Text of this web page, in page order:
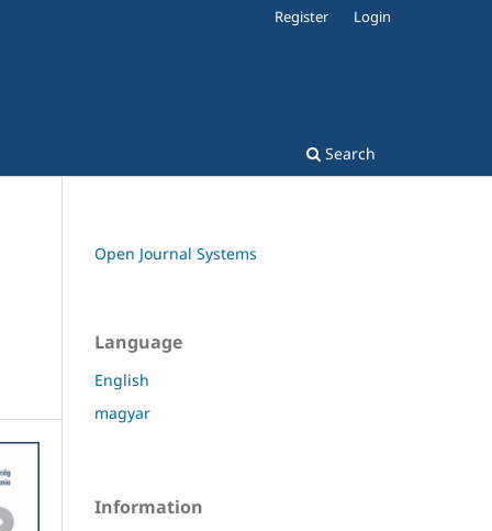
Search
Register Login
Open Journal Systems
Language
English
magyar
Information